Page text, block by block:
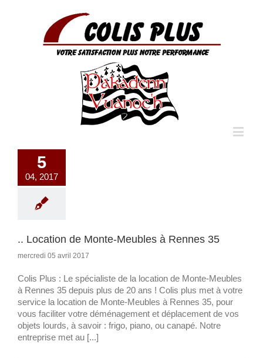
5
04, 2017
.. Location de Monte-Meubles à Rennes 35
mercredi 05 avril 2017
Colis Plus : Le spécialiste de la location de Monte-Meubles
à Rennes 35 depuis plus de 20 ans ! Colis plus met à votre
service la location de Monte-Meubles à Rennes 35, pour
vous faciliter votre déménagement et déplacement de vos
objets lourds, à savoir : frigo, piano, ou canapé. Notre
entreprise met au [...]